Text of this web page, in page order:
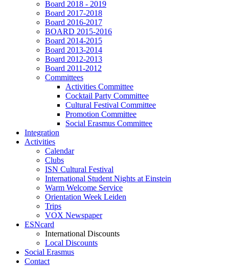
Board 2018 - 2019
Board 2017-2018
Board 2016-2017
BOARD 2015-2016
Board 2014-2015
Board 2013-2014
Board 2012-2013
Board 2011-2012
Committees
Activities Committee
Cocktail Party Committee
Cultural Festival Committee
Promotion Committee
Social Erasmus Committee
Integration
Activities
Calendar
Clubs
ISN Cultural Festival
International Student Nights at Einstein
Warm Welcome Service
Orientation Week Leiden
Trips
VOX Newspaper
ESNcard
International Discounts
Local Discounts
Social Erasmus
Contact